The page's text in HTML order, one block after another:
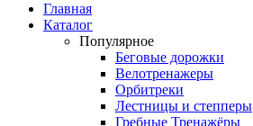
Главная
Каталог
Популярное
Беговые дорожки
Велотренажеры
Орбитреки
Лестницы и степперы
Гребные Тренажёры